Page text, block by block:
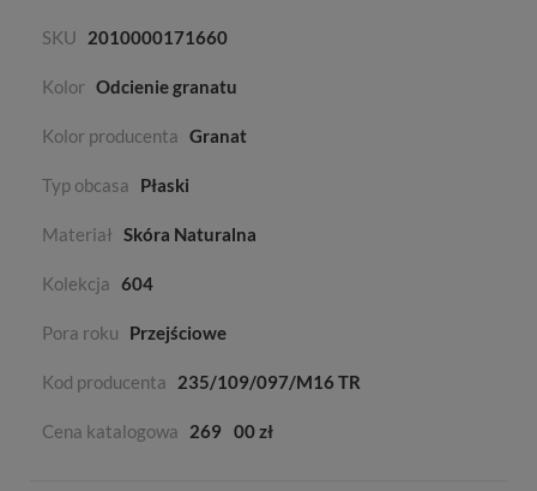
SKU 2010000171660
Kolor Odcienie granatu
Kolor producenta Granat
Typ obcasa Płaski
Materiał Skóra Naturalna
Kolekcja 604
Pora roku Przejściowe
Kod producenta 235/109/097/M16 TR
Cena katalogowa 269 00 zł